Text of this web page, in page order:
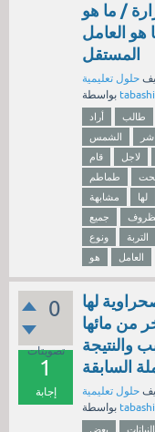
/ ما هو
هو العامل
المستقل
حلول تعليمية
أراد طالب
الشمس
قام
لاجل
طماطم
مشابهة
لها
جميع
ونوع
التربة
هو
العامل
0
تصويتات
1
إجابة
لها
من مائها
والنتيجة
السابقة
حلول تعليمية
بعض النباتات